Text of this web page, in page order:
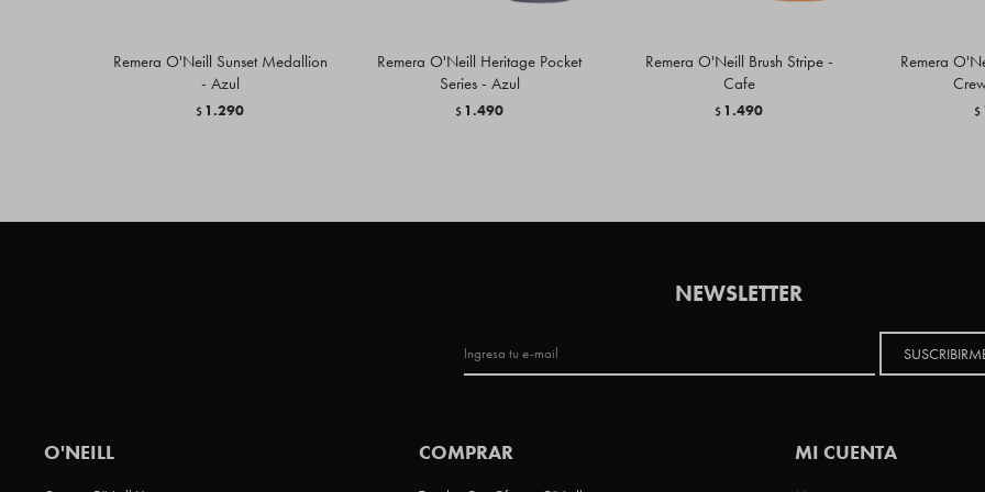
Remera O'Neill Sunset Medallion
- Azul
$ 1.290
Remera O'Neill Heritage Pocket
Series - Azul
$ 1.490
Remera O'Neill Brush Stripe -
Cafe
$ 1.490
Remera
$
O'NEILL COMPRAR MI CUENTA
NEWSLETTER